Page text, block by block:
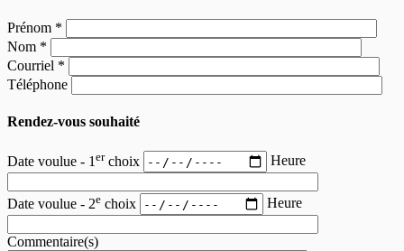
Prénom *
Nom *
Courriel *
Téléphone
Rendez-vous souhaité
Date voulue - 1 erchoix Heure
Date voulue - 2e choix Heure
Commentaire(s)